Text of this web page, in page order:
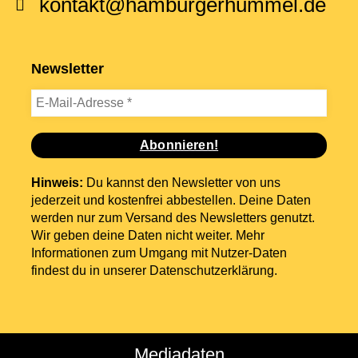
Newsletter
Hinweis: Du kannst den Newsletter von uns
jederzeit und kostenfrei abbestellen. Deine Daten
werden nur zum Versand des Newsletters genutzt.
Wir geben deine Daten nicht weiter. Mehr
Informationen zum Umgang mit Nutzer-Daten
findest du in unserer Datenschutzerklärung.